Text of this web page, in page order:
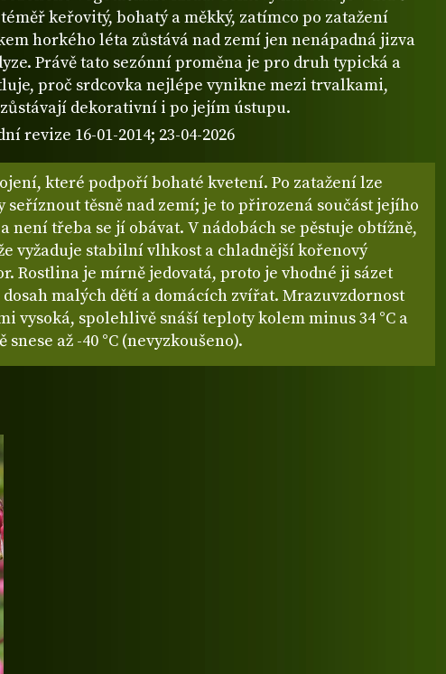
keřovitý, bohatý a měkký, zatímco po zatažení
horkého léta zůstává nad zemí jen nenápadná jizva
Právě tato sezónní proměna je pro druh typická a
proč srdcovka nejlépe vynikne mezi trvalkami,
dekorativní i po jejím ústupu.
revize 16-01-2014; 23-04-2026
které podpoří bohaté kvetení. Po zatažení lze
seříznout těsně nad zemí; je to přirozená součást jejího
není třeba se jí obávat. V nádobách se pěstuje obtížně,
vyžaduje stabilní vlhkost a chladnější kořenový
Rostlina je mírně jedovatá, proto je vhodné ji sázet
malých dětí a domácích zvířat. Mrazuvzdornost
vysoká, spolehlivě snáší teploty kolem minus 34 °C a
snese až -40 °C (nevyzkoušeno).